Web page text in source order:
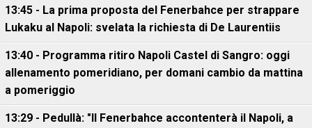
13:45 - La prima proposta del Fenerbahce per strappare
Lukaku al Napoli: svelata la richiesta di De Laurentiis
13:40 - Programma ritiro Napoli Castel di Sangro: oggi
allenamento pomeridiano, per domani cambio da mattina
a pomeriggio
13:29 - Pedullà: "Il Fenerbahce accontenterà il Napoli, a